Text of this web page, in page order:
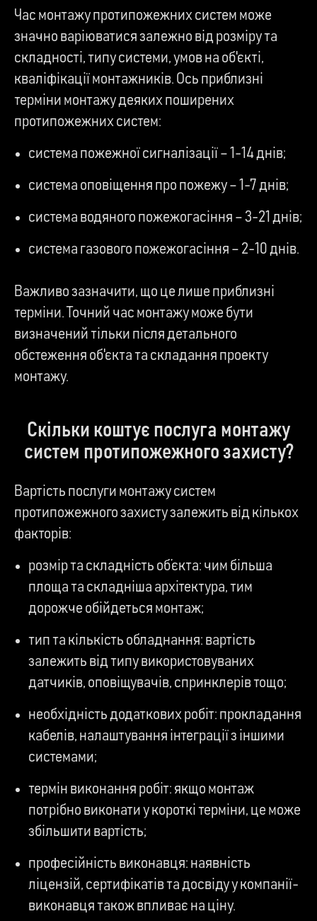
Час монтажу протипожежних систем може
значно варіюватися залежно від розміру та
складності, типу системи, умов на об'єкті,
кваліфікації монтажників. Ось приблизні
терміни монтажу деяких поширених
протипожежних систем:
система пожежної сигналізації – 1-14 днів;
система оповіщення про пожежу – 1-7 днів;
система водяного пожежогасіння – 3-21 днів;
система газового пожежогасіння – 2-10 днів.
Важливо зазначити, що це лише приблизні
терміни. Точний час монтажу може бути
визначений тільки після детального
обстеження об'єкта та складання проекту
монтажу.
Скільки коштує послуга монтажу
систем протипожежного захисту?
Вартість послуги монтажу систем
протипожежного захисту залежить від кількох
факторів:
розмір та складність об’єкта: чим більша
площа та складніша архітектура, тим
дорожче обійдеться монтаж;
тип та кількість обладнання: вартість
залежить від типу використовуваних
датчиків, оповіщувачів, спринклерів тощо;
необхідність додаткових робіт: прокладання
кабелів, налаштування інтеграції з іншими
системами;
термін виконання робіт: якщо монтаж
потрібно виконати у короткі терміни, це може
збільшити вартість;
професійність виконавця: наявність
ліцензій, сертифікатів та досвіду у компанії-
виконавця також впливає на ціну.